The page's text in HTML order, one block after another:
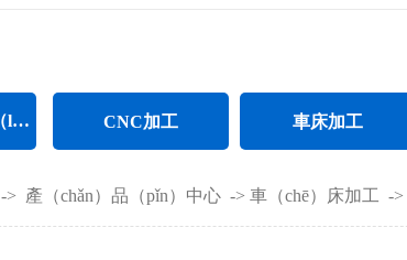
產品（pǐn）分類（lèi） CNC加工
CNC長軸加（jiā）工
車床加工
螺母車床加工
-> 產（chǎn）品（pǐn）中心 -> 車（chē）床加工 ->